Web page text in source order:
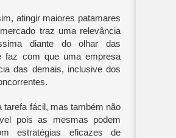
atingir maiores patamares
traz uma relevância
diante do olhar das
faz com que uma empresa
das demais, inclusive dos
tarefa fácil, mas também não
pois as mesmas podem
estratégias eficazes de